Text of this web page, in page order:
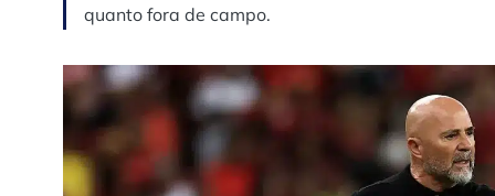
quanto fora de campo.